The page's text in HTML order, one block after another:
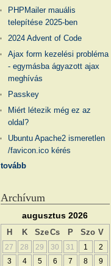
PHPMailer mauális
telepítése 2025-ben
2024 Advent of Code
Ajax form kezelési probléma
- egymásba ágyazott ajax
meghívás
Passkey
Miért létezik még ez az
oldal?
Ubuntu Apache2 ismeretlen
/favicon.ico kérés
tovább
Archívum
augusztus 2026
H K SzeCs P Szo V
27 28 29 30 31 1
2
3
4 5 6 7 8
9